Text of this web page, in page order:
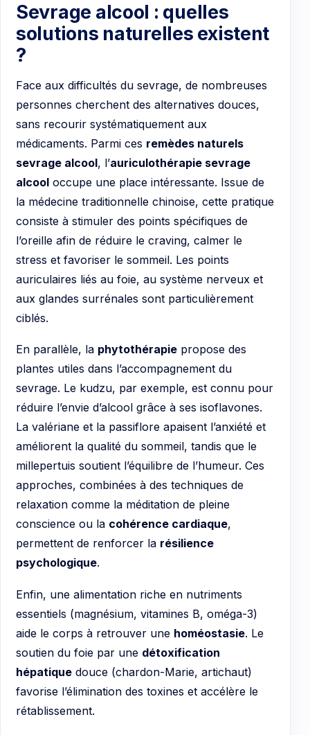
Sevrage alcool : quelles
solutions naturelles existent
?
Face aux difficultés du sevrage, de nombreuses
personnes cherchent des alternatives douces,
sans recourir systématiquement aux
médicaments. Parmi ces remèdes naturels
sevrage alcool, l’auriculothérapie sevrage
alcool occupe une place intéressante. Issue de
la médecine traditionnelle chinoise, cette pratique
consiste à stimuler des points spécifiques de
l’oreille afin de réduire le craving, calmer le
stress et favoriser le sommeil. Les points
auriculaires liés au foie, au système nerveux et
aux glandes surrénales sont particulièrement
ciblés.
En parallèle, la phytothérapie propose des
plantes utiles dans l’accompagnement du
sevrage. Le kudzu, par exemple, est connu pour
réduire l’envie d’alcool grâce à ses isoflavones.
La valériane et la passiflore apaisent l’anxiété et
améliorent la qualité du sommeil, tandis que le
millepertuis soutient l’équilibre de l’humeur. Ces
approches, combinées à des techniques de
relaxation comme la méditation de pleine
conscience ou la cohérence cardiaque,
permettent de renforcer la résilience
psychologique.
Enfin, une alimentation riche en nutriments
essentiels (magnésium, vitamines B, oméga-3)
aide le corps à retrouver une homéostasie. Le
soutien du foie par une détoxification
hépatique douce (chardon-Marie, artichaut)
favorise l’élimination des toxines et accélère le
rétablissement.